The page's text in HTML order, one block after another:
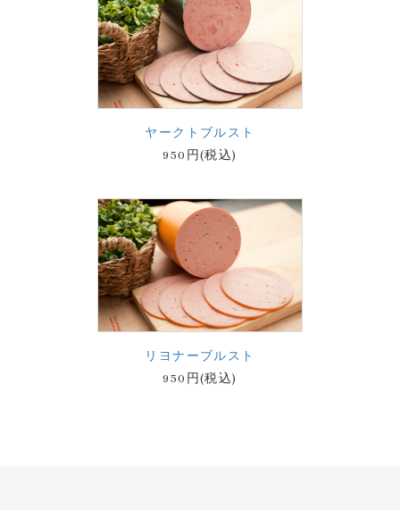
ヤークトブルスト
950円(税込)
リヨナーブルスト
950円(税込)